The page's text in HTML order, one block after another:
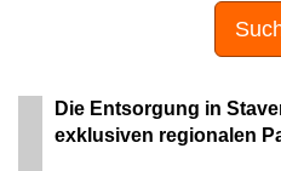
Die Entsorgung in
exklusiven regionalen